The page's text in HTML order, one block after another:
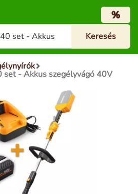
%
set - Akkus szegélyvágó 40V